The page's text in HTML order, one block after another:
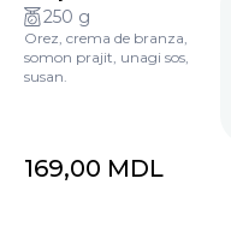
250 g
Orez, crema de branza,
somon prajit, unagi sos,
susan.
169,00 MDL